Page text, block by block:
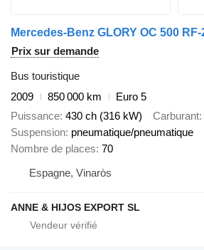
Prix sur demande
Bus touristique
2009
850 000 km
Euro 5
Puissance 430 ch (316 kW) Carburant
Suspension pneumatique/pneumatique
Nombre de places 70
Espagne, Vinaròs
ANNE & HIJOS EXPORT SL